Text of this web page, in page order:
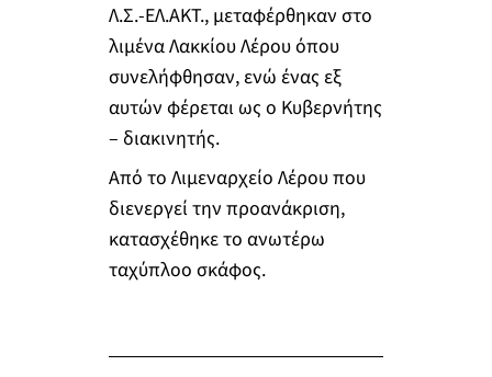
Λ.Σ.-ΕΛ.ΑΚΤ., μεταφέρθηκαν στο
λιμένα Λακκίου Λέρου όπου
συνελήφθησαν, ενώ ένας εξ
αυτών φέρεται ως ο Κυβερνήτης
– διακινητής.
Από το Λιμεναρχείο Λέρου που
διενεργεί την προανάκριση,
κατασχέθηκε το ανωτέρω
ταχύπλοο σκάφος.